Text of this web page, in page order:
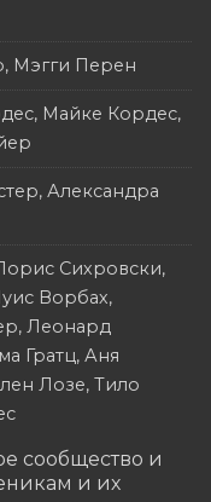
Мэгги Перен
Майке Кордес,
Александра
Сихровски,
Ворбах,
Леонард
Гратц, Аня
Лозе, Тило
сообщество и
и их